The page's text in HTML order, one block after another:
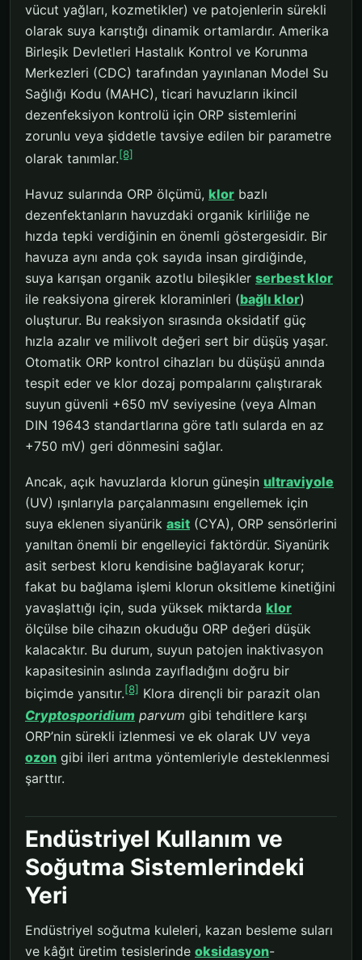
vücut yağları, kozmetikler) ve patojenlerin sürekli
olarak suya karıştığı dinamik ortamlardır. Amerika
Birleşik Devletleri Hastalık Kontrol ve Korunma
Merkezleri (CDC) tarafından yayınlanan Model Su
Sağlığı Kodu (MAHC), ticari havuzların ikincil
dezenfeksiyon kontrolü için ORP sistemlerini
zorunlu veya şiddetle tavsiye edilen bir parametre
olarak tanımlar.[8]
Havuz sularında ORP ölçümü, klor bazlı
dezenfektanların havuzdaki organik kirliliğe ne
hızda tepki verdiğinin en önemli göstergesidir. Bir
havuza aynı anda çok sayıda insan girdiğinde,
suya karışan organik azotlu bileşikler serbest klor
ile reaksiyona girerek kloraminleri (bağlı klor)
oluşturur. Bu reaksiyon sırasında oksidatif güç
hızla azalır ve milivolt değeri sert bir düşüş yaşar.
Otomatik ORP kontrol cihazları bu düşüşü anında
tespit eder ve klor dozaj pompalarını çalıştırarak
suyun güvenli +650 mV seviyesine (veya Alman
DIN 19643 standartlarına göre tatlı sularda en az
+750 mV) geri dönmesini sağlar.
Ancak, açık havuzlarda klorun güneşin ultraviyole
(UV) ışınlarıyla parçalanmasını engellemek için
suya eklenen siyanürik asit (CYA), ORP sensörlerini
yanıltan önemli bir engelleyici faktördür. Siyanürik
asit serbest kloru kendisine bağlayarak korur;
fakat bu bağlama işlemi klorun oksitleme kinetiğini
yavaşlattığı için, suda yüksek miktarda klor
ölçülse bile cihazın okuduğu ORP değeri düşük
kalacaktır. Bu durum, suyun patojen inaktivasyon
kapasitesinin aslında zayıfladığını doğru bir
biçimde yansıtır.[8] Klora dirençli bir parazit olan
Cryptosporidium parvum gibi tehditlere karşı
ORP’nin sürekli izlenmesi ve ek olarak UV veya
ozon gibi ileri arıtma yöntemleriyle desteklenmesi
şarttır.
Endüstriyel Kullanım ve
Soğutma Sistemlerindeki
Yeri
Endüstriyel soğutma kuleleri, kazan besleme suları
ve kâğıt üretim tesislerinde oksidasyon-